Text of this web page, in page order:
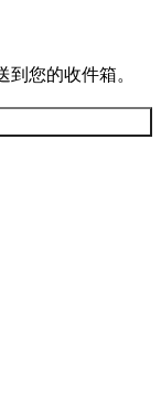
您的收件箱。